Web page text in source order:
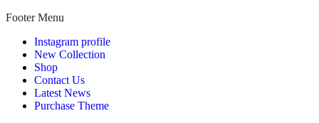
Footer Menu
Instagram profile
New Collection
Shop
Contact Us
Latest News
Purchase Theme